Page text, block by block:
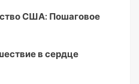
США: Пошаговое
в сердце